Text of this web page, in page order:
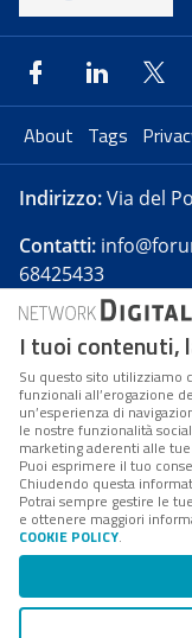
About Tags
Indirizzo:Via del
Contatti:
68425433
Forumpa.itè
presso Registro
Reg. n. 182 del 2
FPA s.r.l. è
Coordinamento da
è un'azienda
Codice Fiscale/
I tuoi contenuti,
Su questo sito utilizziamo
funzionali all’erogazione
un’esperienza di
le nostre funzionalità
marketing aderenti alle
Puoi esprimere il tuo
Chiudendo questa
Potrai sempre gestire le
e ottenere maggiori
COOKIE POLICY.